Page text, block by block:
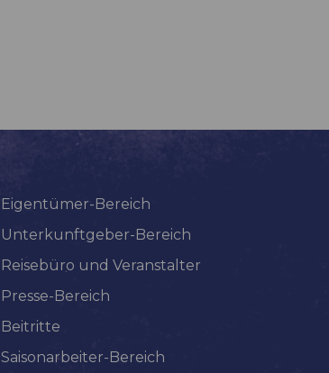
Eigentümer-Bereich
Unterkunftgeber-Bereich
Reisebüro und Veranstalter
Presse-Bereich
Beitritte
Saisonarbeiter-Bereich